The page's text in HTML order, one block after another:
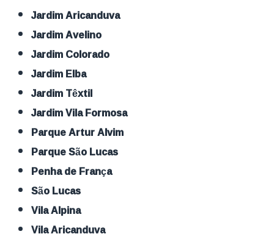
Jardim Aricanduva
Jardim Avelino
Jardim Colorado
Jardim Elba
Jardim Têxtil
Jardim Vila Formosa
Parque Artur Alvim
Parque São Lucas
Penha de França
São Lucas
Vila Alpina
Vila Aricanduva